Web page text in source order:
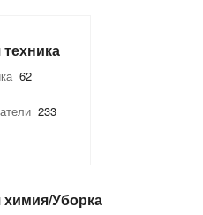
62
233
Уборка